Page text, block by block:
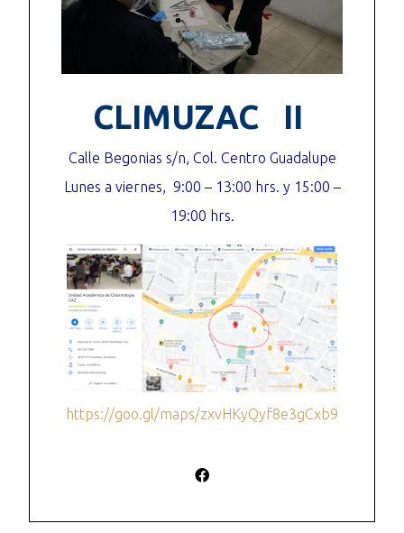
CLIMUZAC II
Calle Begonias s/n, Col. Centro Guadalupe
Lunes a viernes, 9:00 – 13:00 hrs. y 15:00 –
19:00 hrs.
https://goo.gl/maps/zxvHKyQyf8e3gCxb9